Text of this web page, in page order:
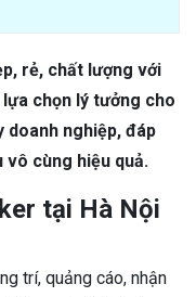
rẻ, chất lượng với
chọn lý tưởng cho
doanh nghiệp, đáp
vô cùng hiệu quả.
tại Hà Nội
trí, quảng cáo, nhận